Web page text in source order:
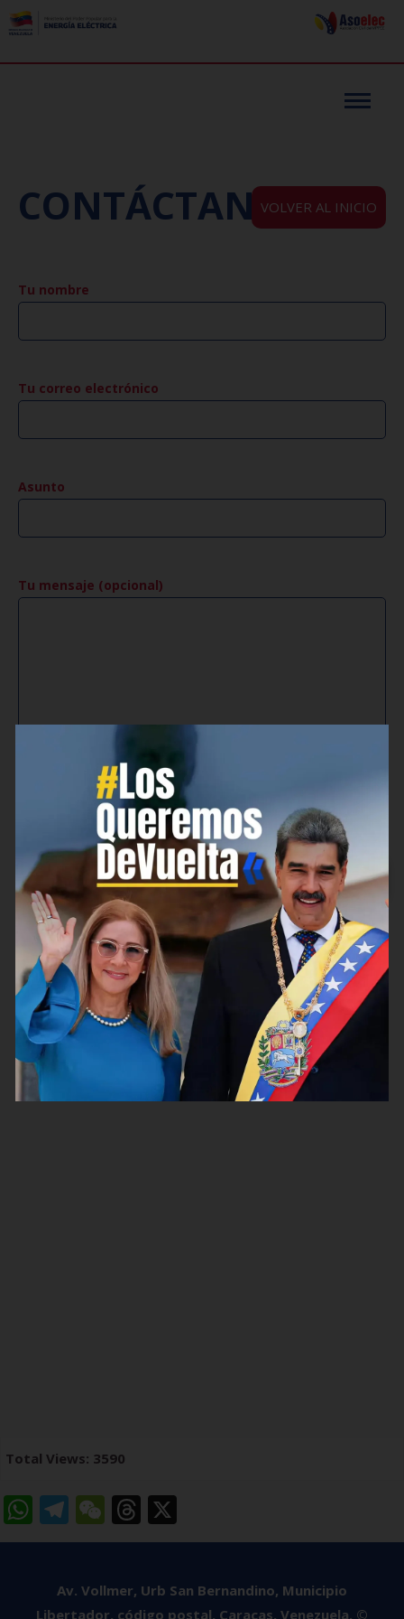
CONTÁCTANOS:VOLVER AL INICIO
Tu nombre
Tu correo electrónico
Asunto
Tu mensaje (opcional)
Total Views: 3590
WhatsApp
Telegram
WeChat
Threads
Av. Vollmer, Urb San Bernandino, Municipio
Libertador, código postal, Caracas, Venezuela. ©